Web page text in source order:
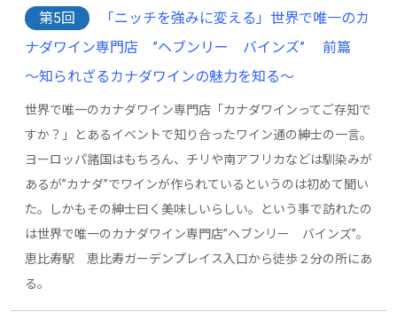
第5回
「ニッチを強みに変える」世界で唯一のカ
ナダワイン専門店 ”ヘブンリー バインズ” 前篇
～知られざるカナダワインの魅力を知る～
世界で唯一のカナダワイン専門店「カナダワインってご存知で
すか？」とあるイベントで知り合ったワイン通の紳士の一言。
ヨーロッパ諸国はもちろん、チリや南アフリカなどは馴染みが
あるが”カナダ”でワインが作られているというのは初めて聞い
た。しかもその紳士曰く美味しいらしい。という事で訪れたの
は世界で唯一のカナダワイン専門店”ヘブンリー バインズ”。
恵比寿駅 恵比寿ガーデンプレイス入口から徒歩２分の所にあ
る。